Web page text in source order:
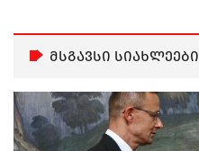
მსგავსი სიახლეები